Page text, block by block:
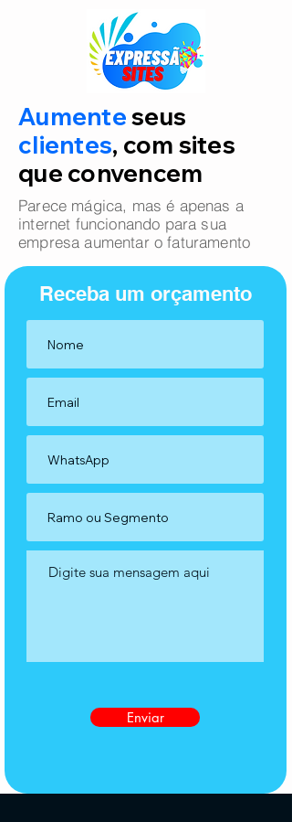
Aumenteseus
clientes, com sites
que convencem
Parece mágica, mas é apenas a
internet funcionando para sua
empresa aumentar o faturamento
Receba um orçamento
Enviar